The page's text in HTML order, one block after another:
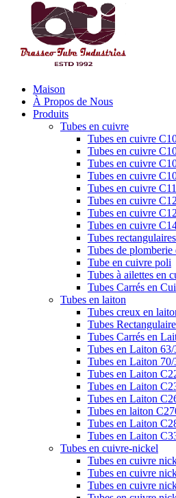
Maison
À Propos de Nous
Produits
Tubes en cuivre
Tubes en cuivre
Tubes en cuivre
Tubes en cuivre
Tubes en cuivre
Tubes en cuivre
Tubes en cuivre
Tubes en cuivre
Tubes en cuivre
Tubes
Tubes de plomberie
Tube en cuivre poli
Tubes à ailettes en
Tubes Carrés en
Tubes en laiton
Tubes creux en
Tubes
Tubes Carrés en
Tubes en Laiton 63/
Tubes en Laiton 70/
Tubes en Laiton
Tubes en Laiton
Tubes en Laiton
Tubes en laiton
Tubes en Laiton
Tubes en Laiton
Tubes en cuivre-nickel
Tubes en cuivre
Tubes en cuivre
Tubes en cuivre